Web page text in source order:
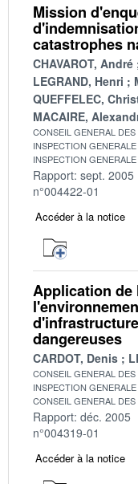
Mission
catastrophes
CHAVAROT, André
LEGRAND, Henri
QUEFFELEC,
MACAIRE,
CONSEIL GENERAL
INSPECTION
INSPECTION
Rapport: sept. 2005
n°004422-01
Accéder à la notice
Application de
dangereuses
CARDOT, Denis
CONSEIL GENERAL
INSPECTION
CONSEIL GENERAL
Rapport: déc. 2005
n°004319-01
Accéder à la notice